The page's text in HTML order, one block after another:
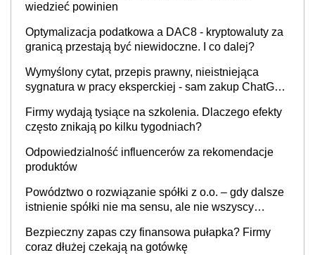
wiedzieć powinien
Optymalizacja podatkowa a DAC8 - kryptowaluty za
granicą przestają być niewidoczne. I co dalej?
Wymyślony cytat, przepis prawny, nieistniejąca
sygnatura w pracy eksperckiej - sam zakup ChatGPT
Firmy wydają tysiące na szkolenia. Dlaczego efekty
często znikają po kilku tygodniach?
Odpowiedzialność influencerów za rekomendacje
produktów
Powództwo o rozwiązanie spółki z o.o. – gdy dalsze
istnienie spółki nie ma sensu, ale nie wszyscy
Bezpieczny zapas czy finansowa pułapka? Firmy
coraz dłużej czekają na gotówkę